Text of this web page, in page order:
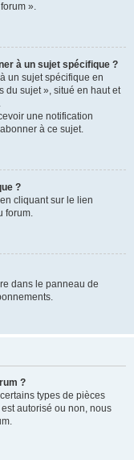
».
à un sujet spécifique ?
un sujet spécifique en
du sujet », situé en haut et
une notification
à ce sujet.
?
cliquant sur le lien
forum.
dans le panneau de
?
types de pièces
autorisé ou non, nous